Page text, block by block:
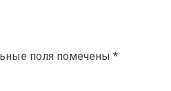
поля помечены *